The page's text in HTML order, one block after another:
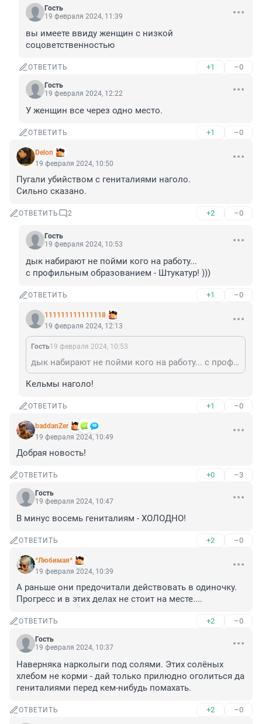
Гость
19 февраля 2024, 11:39
вы имеете ввиду женщин с низкой
соцоветственностью
ОТВЕТИТЬ +1 –0
Гость
19 февраля 2024, 12:22
У женщин все через одно место.
ОТВЕТИТЬ +1 –0
Delon
19 февраля 2024, 10:50
Пугали убийством с гениталиями наголо.
Сильно сказано.
ОТВЕТИТЬ 2 +2 –0
Гость
19 февраля 2024, 10:53
дык набирают не пойми кого на работу...
с профильным образованием - Штукатур! )))
ОТВЕТИТЬ +1 –0
111111111111118
19 февраля 2024, 12:13
Гость19 февраля 2024, 10:53
дык набирают не пойми кого на работу... с профильным образованием - Штукатур! )))
Кельмы наголо!
ОТВЕТИТЬ +1 –0
baddanZer
19 февраля 2024, 10:49
Добрая новость!
ОТВЕТИТЬ +0 –3
Гость
19 февраля 2024, 10:47
В минус восемь гениталиям - ХОЛОДНО!
ОТВЕТИТЬ +2 –0
*Любимая*
19 февраля 2024, 10:39
А раньше они предочитали действовать в одиночку.
Прогресс и в этих делах не стоит на месте....
ОТВЕТИТЬ +2 –0
Гость
19 февраля 2024, 10:37
Наверняка нарколыги под солями. Этих солёных
хлебом не корми - дай только прилюдно оголиться да
гениталиями перед кем-нибудь помахать.
ОТВЕТИТЬ +2 –0